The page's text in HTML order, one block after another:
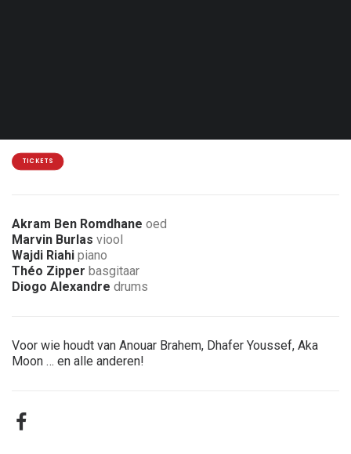
TICKETS
Akram Ben Romdhane oed
Marvin Burlas viool
Wajdi Riahi piano
Théo Zipper basgitaar
Diogo Alexandre drums
Voor wie houdt van Anouar Brahem, Dhafer Youssef, Aka
Moon … en alle anderen!